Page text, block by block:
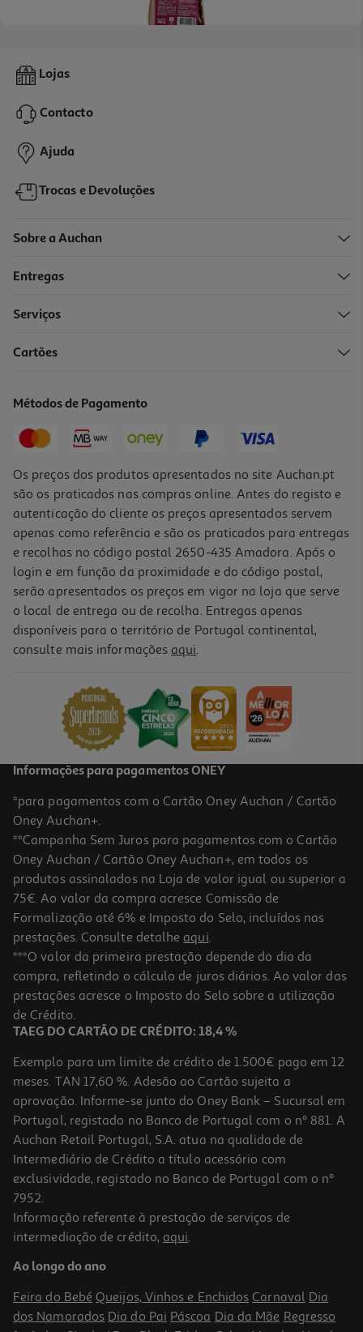
Presunto Reserva Auchan Oitavos Cura 9m 500g
9,29 €
Presunto Enchidos De Lamego Naco 300 G
Lojas
Contacto
Ajuda
Trocas e Devoluções
Sobre a Auchan
Entregas
Serviços
Cartões
Métodos de Pagamento
Os preços dos produtos apresentados no site Auchan.pt
são os praticados nas compras online. Antes do registo e
autenticação do cliente os preços apresentados servem
apenas como referência e são os praticados para entregas
e recolhas no código postal 2650-435 Amadora. Após o
login e em função da proximidade e do código postal,
serão apresentados os preços em vigor na loja que serve
o local de entrega ou de recolha. Entregas apenas
disponíveis para o território de Portugal continental,
consulte mais informações aqui.
Informações para pagamentos ONEY
*para pagamentos com o Cartão Oney Auchan / Cartão
Oney Auchan+.
**Campanha Sem Juros para pagamentos com o Cartão
Oney Auchan / Cartão Oney Auchan+, em todos os
produtos assinalados na Loja de valor igual ou superior a
75€. Ao valor da compra acresce Comissão de
Formalização até 6% e Imposto do Selo, incluídos nas
prestações. Consulte detalhe aqui.
***O valor da primeira prestação depende do dia da
compra, refletindo o cálculo de juros diários. Ao valor das
prestações acresce o Imposto do Selo sobre a utilização
de Crédito.
TAEG DO CARTÃO DE CRÉDITO: 18,4 %
Exemplo para um limite de crédito de 1.500€ pago em 12
meses. TAN 17,60 %. Adesão ao Cartão sujeita a
aprovação. Informe-se junto do Oney Bank – Sucursal em
Portugal, registado no Banco de Portugal com o nº 881. A
Auchan Retail Portugal, S.A. atua na qualidade de
Intermediário de Crédito a título acessório com
exclusividade, registado no Banco de Portugal com o nº
7952.
Informação referente à prestação de serviços de
intermediação de crédito, aqui.
Ao longo do ano
Feira do Bebé Queijos, Vinhos e Enchidos Carnaval Dia
dos Namorados Dia do Pai Páscoa Dia da Mãe Regresso